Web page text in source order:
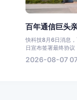
百年通信巨头
快科技8月6日消息
日宣布签署最终协议
2026-08-07